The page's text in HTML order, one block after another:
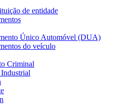
de entidade
Único Automóvel (DUA)
do veículo
Criminal